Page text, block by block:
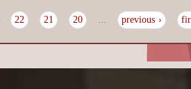
‹ previous
…
20
21
22